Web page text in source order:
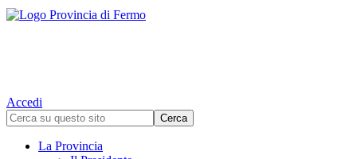
Accedi
La Provincia